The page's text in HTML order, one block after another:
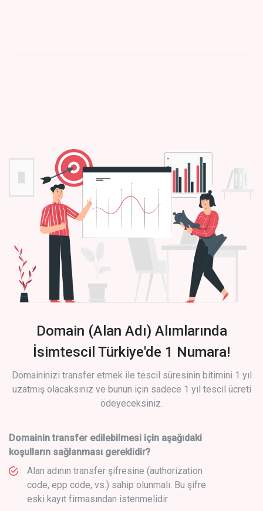
Domain (Alan Adı) Alımlarında
İsimtescil Türkiye'de 1 Numara!
Domaininizi transfer etmek ile tescil süresinin bitimini 1 yıl
uzatmış olacaksınız ve bunun için sadece 1 yıl tescil ücreti
ödeyeceksiniz.
Domainin transfer edilebilmesi için aşağıdaki
koşulların sağlanması gereklidir?
Alan adının transfer şifresine (authorization
code, epp code, vs.) sahip olunmalı. Bu şifre
eski kayıt firmasından istenmelidir.